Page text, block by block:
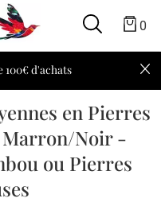
0
d'achats
en Pierres
Marron/Noir -
ou Pierres